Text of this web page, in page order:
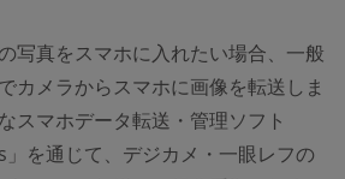
写真をスマホに入れたい場合、一般
カメラからスマホに画像を転送しま
スマホデータ転送・管理ソフト
」を通じて、デジカメ・一眼レフの